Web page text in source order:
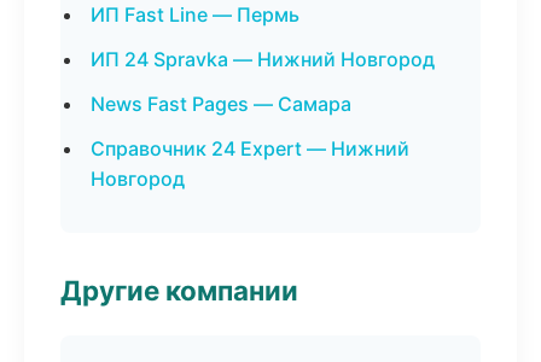
ИП Fast Line — Пермь
ИП 24 Spravka — Нижний Новгород
News Fast Pages — Самара
Справочник 24 Expert — Нижний
Новгород
Другие компании